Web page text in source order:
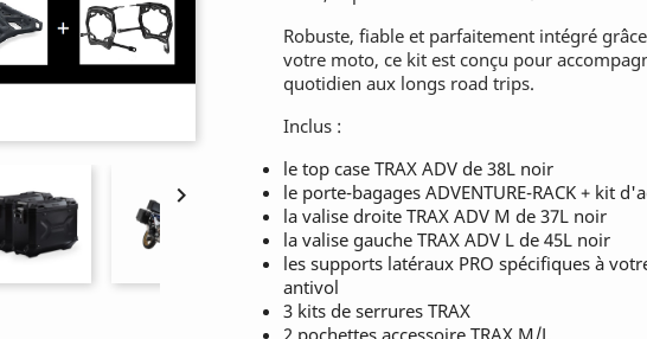

Robuste, fiable et parfaitement intégré
votre moto, ce kit est conçu pour
quotidien aux longs road trips.
Inclus :
le top case TRAX ADV de 38L noir
le porte-bagages ADVENTURE-RACK + kit
la valise droite TRAX ADV M de 37L noir
la valise gauche TRAX ADV L de 45L noir
les supports latéraux PRO spécifiques à
antivol
3 kits de serrures TRAX